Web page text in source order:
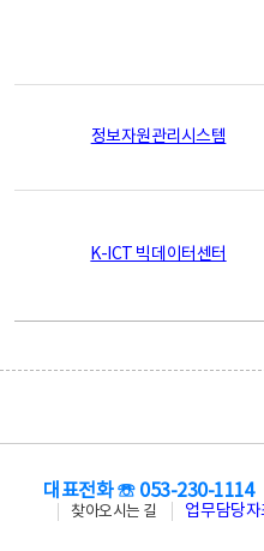
정보자원관리시스템
K-ICT 빅데이터센터
대표전화 ☏ 053-230-1114
찾아오시는 길
업무담당자